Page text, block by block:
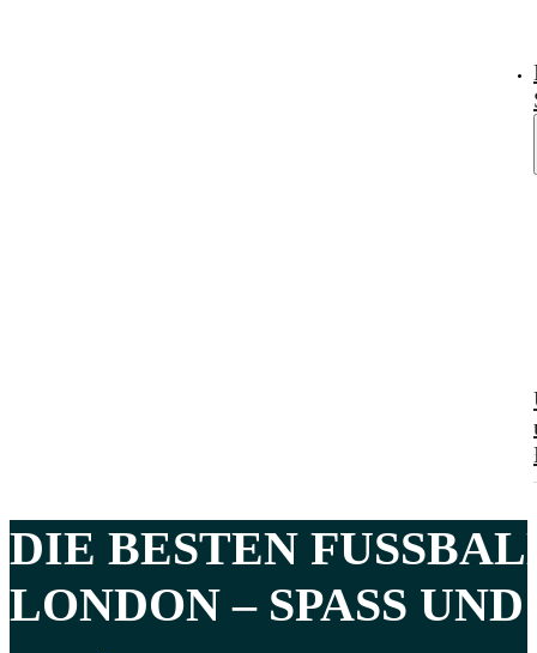
DIE BESTEN
ONDON
– SPASS